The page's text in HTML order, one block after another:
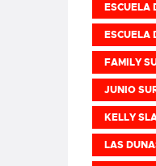
ESCUELA
ESCUELA
FAMILY
JUNIO
KELLY
LAS